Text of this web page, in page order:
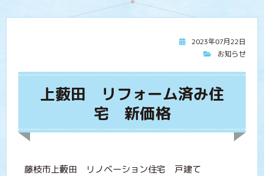
2023年07月22日
お知らせ
上藪田 リフォーム済み住
宅 新価格
藤枝市上藪田 リノベーション住宅 戸建て